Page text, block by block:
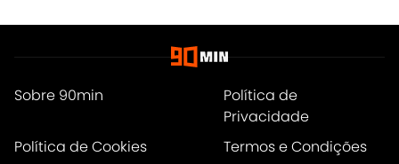
Sobre 90min
Política de
Privacidade
Política de Cookies
Termos e Condições